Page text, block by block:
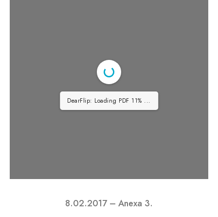
DearFlip: Loading PDF 32% ...
8.02.2017 – Anexa 3.